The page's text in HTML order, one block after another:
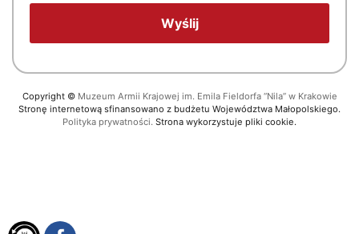
Copyright © Muzeum Armii Krajowej im. Emila Fieldorfa “Nila” w Krakowie
Stronę internetową sfinansowano z budżetu Województwa Małopolskiego.
Polityka prywatności. Strona wykorzystuje pliki cookie.